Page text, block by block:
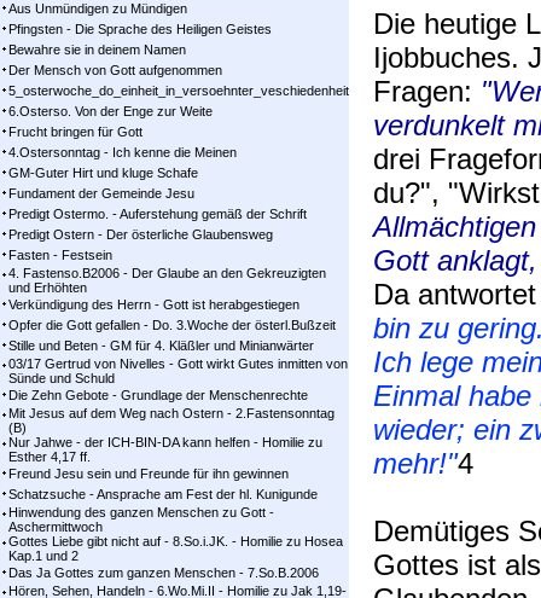
Aus Unmündigen zu Mündigen
Pfingsten - Die Sprache des Heiligen Geistes
Bewahre sie in deinem Namen
Der Mensch von Gott aufgenommen
5_osterwoche_do_einheit_in_versoehnter_veschiedenheit
6.Osterso. Von der Enge zur Weite
Frucht bringen für Gott
4.Ostersonntag - Ich kenne die Meinen
GM-Guter Hirt und kluge Schafe
Fundament der Gemeinde Jesu
Predigt Ostermo. - Auferstehung gemäß der Schrift
Predigt Ostern - Der österliche Glaubensweg
Fasten - Festsein
4. Fastenso.B2006 - Der Glaube an den Gekreuzigten
und Erhöhten
Verkündigung des Herrn - Gott ist herabgestiegen
Opfer die Gott gefallen - Do. 3.Woche der österl.Bußzeit
Stille und Beten - GM für 4. Kläßler und Minianwärter
03/17 Gertrud von Nivelles - Gott wirkt Gutes inmitten von
Sünde und Schuld
Die Zehn Gebote - Grundlage der Menschenrechte
Mit Jesus auf dem Weg nach Ostern - 2.Fastensonntag
(B)
Nur Jahwe - der ICH-BIN-DA kann helfen - Homilie zu
Esther 4,17 ff.
Freund Jesu sein und Freunde für ihn gewinnen
Schatzsuche - Ansprache am Fest der hl. Kunigunde
Hinwendung des ganzen Menschen zu Gott -
Aschermittwoch
Gottes Liebe gibt nicht auf - 8.So.i.JK. - Homilie zu Hosea
Kap.1 und 2
Das Ja Gottes zum ganzen Menschen - 7.So.B.2006
Hören, Sehen, Handeln - 6.Wo.Mi.II - Homilie zu Jak 1,19-
Die heutige
Ijobbuches.
Fragen:
verdunkelt
drei
du?",
Gott
Da
bin zu
Ich lege
Einmal
wieder; ein
mehr!"4
Demütiges
Gottes ist